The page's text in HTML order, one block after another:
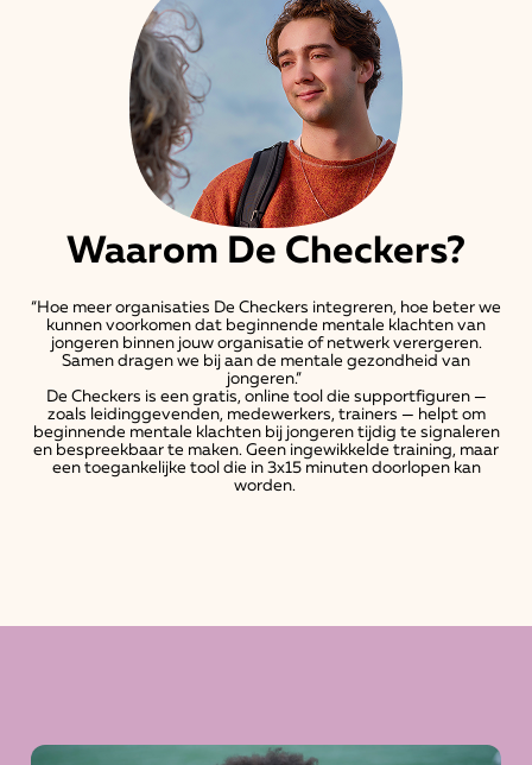
Waarom De Checkers?
“Hoe meer organisaties De Checkers integreren, hoe beter we
kunnen voorkomen dat beginnende mentale klachten van
jongeren binnen jouw organisatie of netwerk verergeren.
Samen dragen we bij aan de mentale gezondheid van
jongeren.”
De Checkers is een gratis, online tool die supportfiguren —
zoals leidinggevenden, medewerkers, trainers — helpt om
beginnende mentale klachten bij jongeren tijdig te signaleren
en bespreekbaar te maken. Geen ingewikkelde training, maar
een toegankelijke tool die in 3x15 minuten doorlopen kan
worden.